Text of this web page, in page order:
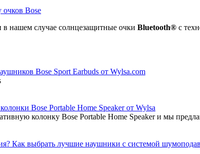
очков Bose
нашем случае солнцезащитные очки Bluetooth® с
Bose Sport Earbuds от Wylsa.com
Bose Portable Home Speaker от Wylsa
колонку Bose Portable Home Speaker и мы
Как выбрать лучшие наушники с системой